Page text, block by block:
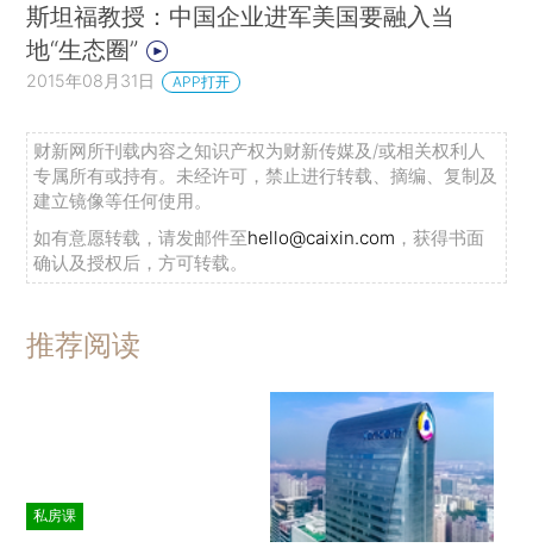
斯坦福教授：中国企业进军美国要融入当
地“生态圈”
2015年08月31日 APP打开
财新网所刊载内容之知识产权为财新传媒及/或相关权利人
专属所有或持有。未经许可，禁止进行转载、摘编、复制及
建立镜像等任何使用。
如有意愿转载，请发邮件至hello@caixin.com ，获得书面
确认及授权后，方可转载。
推荐阅读
私房课